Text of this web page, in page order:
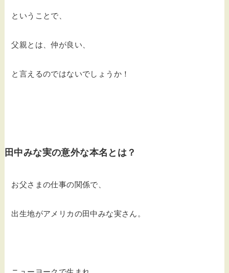
ということで、
父親とは、仲が良い、
と言えるのではないでしょうか！
田中みな実の意外な本名とは？
お父さまの仕事の関係で、
出生地がアメリカの田中みな実さん。